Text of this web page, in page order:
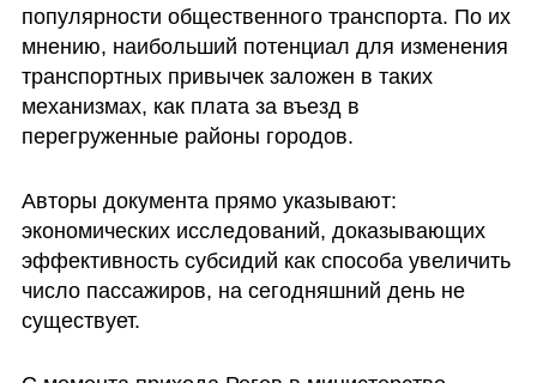
популярности общественного транспорта. По их
мнению, наибольший потенциал для изменения
транспортных привычек заложен в таких
механизмах, как плата за въезд в
перегруженные районы городов.
Авторы документа прямо указывают:
экономических исследований, доказывающих
эффективность субсидий как способа увеличить
число пассажиров, на сегодняшний день не
существует.